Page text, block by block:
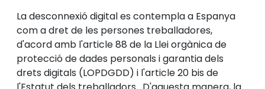
La desconnexió digital es contempla a Espanya
com a dret de les persones treballadores,
d'acord amb l'article 88 de la Llei orgànica de
protecció de dades personals i garantia dels
drets digitals (LOPDGDD) i l'article 20 bis de